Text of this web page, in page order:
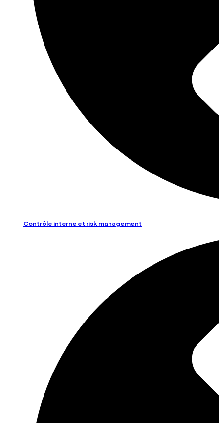
Contrôle interne et risk management